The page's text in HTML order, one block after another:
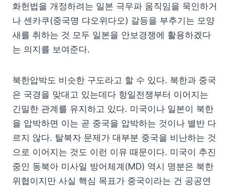
화헌법을 개정하려는 일본 극우파 움직임을 묵인하거
나 센카쿠(중국명 댜오위다오) 갈등을 부추기는 모양
새를 취하는 것 모두 일본을 안보경쟁에 활용하겠다
는 의지를 보여준다.
북한압박도 비슷한 구도라고 할 수 있다. 북한과 중국
은 국경을 맞대고 있는데다 항일전쟁부터 이어지는
긴밀한 관계를 유지하고 있다. 미국이나 일본이 북한
을 압박하면 이는 곧 중국을 압박하는 것이나 별반 다
르지 않다. 탈북자 문제가 대부분 중국을 비난하는 것
으로 이어지는 것도 이런 이유 때문이다. 미국이 추진
중인 동북아 미사일 방어체계(MD) 역시 명분은 북한
위협이지만 사실 핵심 목표가 중국이라는 건 공공연